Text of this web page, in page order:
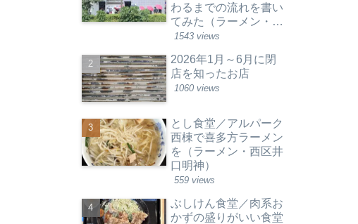
わるまでの流れを書い
てみた（ラーメン・東
京都港区）
1543 views
2026年1月～6月に閉
店を知ったお店
1060 views
とし食堂／アルパーク
西棟で喜多方ラーメン
を（ラーメン・西区井
口明神）
559 views
ぶしけん食堂／肉系お
かずの盛りがいい食堂